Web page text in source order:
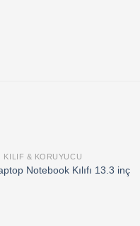
Add to
wishlist
KILIF & KORUYUCU
Notebook Kılıfı 13.3 inç